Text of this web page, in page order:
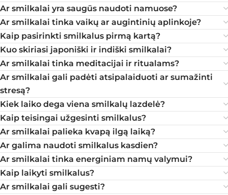
Ar smilkalai yra saugūs naudoti namuose?
Ar smilkalai tinka vaikų ar augintinių aplinkoje?
Kaip pasirinkti smilkalus pirmą kartą?
Kuo skiriasi japoniški ir indiški smilkalai?
Ar smilkalai tinka meditacijai ir ritualams?
Ar smilkalai gali padėti atsipalaiduoti ar sumažinti
stresą?
Kiek laiko dega viena smilkalų lazdelė?
Kaip teisingai užgesinti smilkalus?
Ar smilkalai palieka kvapą ilgą laiką?
Ar galima naudoti smilkalus kasdien?
Ar smilkalai tinka energiniam namų valymui?
Kaip laikyti smilkalus?
Ar smilkalai gali sugesti?